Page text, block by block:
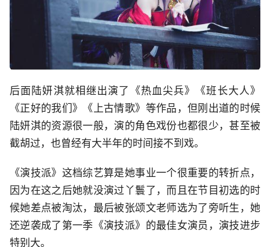
后面陆妍淇就相继出演了《热血尖兵》《班长大人》
《正好的我们》《上古情歌》等作品，但刚出道的时候
陆妍淇的资源很一般，演的角色戏份也都很少，甚至被
截胡过，也曾经有大半年的时间接不到戏。
《演技派》这档综艺算是她事业一个很重要的转折点，
因为在这之后她就没演过丫鬟了，而且在节目初选的时
候她差点被淘汰，最后被张颂文老师选为了旁听生，她
还逆袭成了第一季《演技派》的最佳女演员，演技进步
特别大。